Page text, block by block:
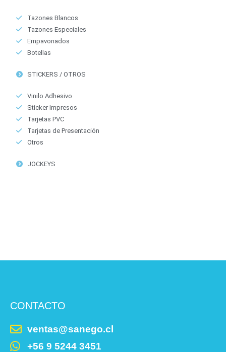
Tazones Blancos
Tazones Especiales
Empavonados
Botellas
STICKERS / OTROS
Vinilo Adhesivo
Sticker Impresos
Tarjetas PVC
Tarjetas de Presentación
Otros
JOCKEYS
CONTACTO
ventas@sanego.cl
+56 9 5244 3451